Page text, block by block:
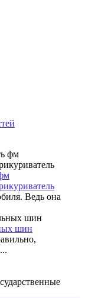
Ведь она
шин